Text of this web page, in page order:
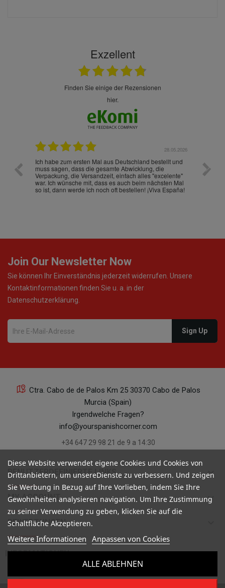
Exzellent
finden Sie einige der Rezensionen
hier.
28.05.2026
Ich habe zum ersten Mal aus Deutschland bestellt und
muss sagen, dass die gesamte Abwicklung, die
Verpackung, die Versandzeit, einfach alles "excelente"
war. Ich wünsche mit, dass es auch beim nächsten Mal
so ist, dann werde ich noch oft bestellen! ¡Viva España!
Die
gut
ist
Join Our Newsletter Now
Sie können Ihr Einverständnis jederzeit widerrufen. Unsere
Kontaktinformationen finden Sie u. a. in der
Datenschutzerklärung.
Ctra. Cabo de de Palos Km 25 30370 Cabo de Palos
Murcia (Spain)
Irgendwelche Fragen?
info@yourspanishcorner.com
+34 647 29 98 21 de 9 a 14:30
BENUTZERDEFINIERTE LINKS keyboard_arrow_down
MY ACCOUNT keyboard_arrow_down
BEWERTUNGEN
INFORMATIONEN 
Diese Website verwendet eigene Cookies und Cookies von
Drittanbietern, um unsereDienste zu verbessern. Und zeigen
Sie Werbung in Bezug auf Ihre Vorlieben, indem Sie Ihre
Gewohnheiten analysieren navigation. Um Ihre Zustimmung
zu seiner Verwendung zu geben, klicken Sie auf die
Schaltfläche Akzeptieren.
Weitere Informationen Anpassen von Cookies
ALLE ABLEHNEN